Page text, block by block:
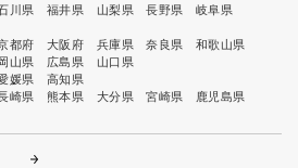
川県 福井県 山梨県 長野県
岐阜県
都府 大阪府 兵庫県 奈良県
和歌山県
岡山県 広島県
山口県
媛県
高知県
崎県 熊本県 大分県 宮崎県
鹿児島県